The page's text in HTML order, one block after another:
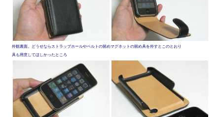
外観裏面。どうせならストラップホールやベルトの留め
具も用意してほしかったところ
マグネットの留め具を外すとこのとおり